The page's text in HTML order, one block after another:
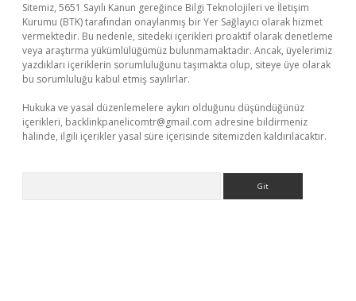
Sitemiz, 5651 Sayılı Kanun gereğince Bilgi Teknolojileri ve İletişim
Kurumu (BTK) tarafından onaylanmış bir Yer Sağlayıcı olarak hizmet
vermektedir. Bu nedenle, sitedeki içerikleri proaktif olarak denetleme
veya araştırma yükümlülüğümüz bulunmamaktadır. Ancak, üyelerimiz
yazdıkları içeriklerin sorumluluğunu taşımakta olup, siteye üye olarak
bu sorumluluğu kabul etmiş sayılırlar.
Hukuka ve yasal düzenlemelere aykırı olduğunu düşündüğünüz
içerikleri, backlinkpanelicomtr@gmail.com adresine bildirmeniz
halinde, ilgili içerikler yasal süre içerisinde sitemizden kaldırılacaktır.